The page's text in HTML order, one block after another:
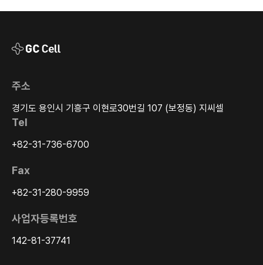
주소
경기도 용인시 기흥구 이현로30번길 107 (보정동) 지씨셀
Tel
+82-31-736-6700
Fax
+82-31-280-9959
사업자등록번호
142-81-37741